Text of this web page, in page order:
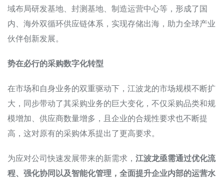
域布局研发基地、封测基地、制造运营中心等，形成了国
内、海外双循环供应链体系，实现存储出海，助力全球产业
伙伴创新发展。
势在必行的采购数字化转型
在市场和自身业务的双重驱动下，江波龙的市场规模不断扩
大，同步带动了其采购业务的巨大变化，不仅采购品类和规
模增加、供应商数量增多，且企业的合规性要求也不断提
高，这对原有的采购体系提出了更高要求。
为应对公司快速发展带来的新需求， 江波龙亟需通过优化流
程、强化协同以及智能化管理，全面提升企业内部的运营水